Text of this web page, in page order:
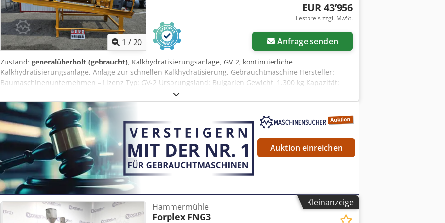
1 /20
EUR 43’956
Festpreis zzgl. MwSt.
Anfrage senden
Zustand: generalüberholt (gebraucht), Kalkhydratisierungsanlage, GV-2, kontinuierliche
Kalkhydratisierungsanlage, Anlage zur schnellen Kalkhydratisierung, Gebrauchtmaschine Hersteller:
Baumaschinenunternehmen – Lizenz Typ: GV-2 Ursprungsland: Bulgarien Gewicht: 1.300 kg Kapazität:
Crsdpfszpxkqox Ag Aef Für schnellhärtenden Kalk: 2 Tonnen/Stunde Für langsamhärtenden Kalk: 1,5
Tonnen/Stunde Technische Daten: Trommeldrehzahl: 10 U/min Elektromotor: 8 kW, 68 U/min Die
Maschinenstruktur und ihre Komponenten wurden überholt: Tankkörper und Wasserummantelung,
Lager, Elektromotor (neu), Maschinenrahmen. Zusätzlich wurde eine neue, moderne Drehdichtung an der
Wasserzufuhrseite installiert.
Auktion einreichen
Kleinanzeige
Hammermühle
Forplex FNG3